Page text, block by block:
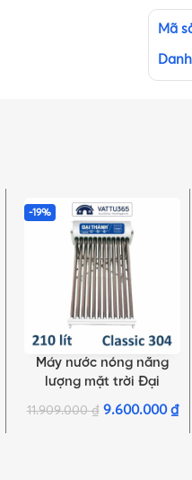
Mã
-19%
SELECT OPTIONS
Máy nước nóng năng
lượng mặt trời Đại
Thành 210 Lít Classic 14
Ống Φ70
11.909.000₫ 9.600.000 ₫